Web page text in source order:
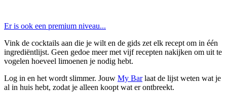
Er is ook een premium niveau...
Vink de cocktails aan die je wilt en de gids zet elk recept om in één
ingrediëntlijst. Geen gedoe meer met vijf recepten nakijken om uit te
vogelen hoeveel limoenen je nodig hebt.
Log in en het wordt slimmer. Jouw My Barlaat de lijst weten wat je
al in huis hebt, zodat je alleen koopt wat er ontbreekt.